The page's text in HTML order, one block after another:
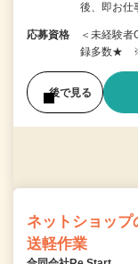
後、即お
応募資格
＜未経験
録多数★ ※
後で見る
ネットショッ
送軽作業